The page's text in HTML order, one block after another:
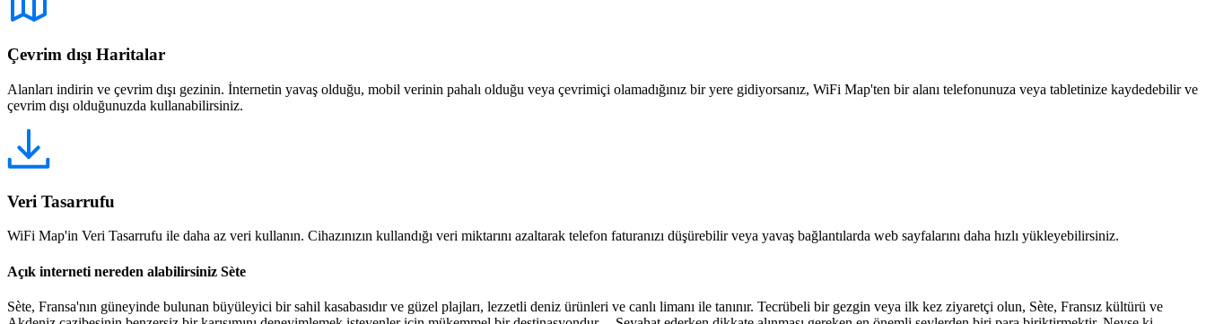
Çevrim dışı Haritalar
Alanları indirin ve çevrim dışı gezinin. İnternetin yavaş olduğu, mobil verinin pahalı olduğu veya çevrimiçi olamadığınız bir yere gidiyorsanız, WiFi Map'ten bir alanı telefonunuza veya tabletinize kaydedebilir ve
çevrim dışı olduğunuzda kullanabilirsiniz.
Veri Tasarrufu
WiFi Map'in Veri Tasarrufu ile daha az veri kullanın. Cihazınızın kullandığı veri miktarını azaltarak telefon faturanızı düşürebilir veya yavaş bağlantılarda web sayfalarını daha hızlı yükleyebilirsiniz.
Açık interneti nereden alabilirsiniz Sète
Sète, Fransa'nın güneyinde bulunan büyüleyici bir sahil kasabasıdır ve güzel plajları, lezzetli deniz ürünleri ve canlı limanı ile tanınır. Tecrübeli bir gezgin veya ilk kez ziyaretçi olun, Sète, Fransız kültürü ve